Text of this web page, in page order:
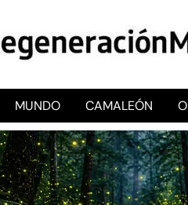
de noticias libre e
MUNDO CAMALEÓN